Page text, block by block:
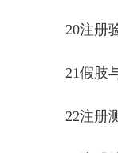
20注册
21假肢
22注册